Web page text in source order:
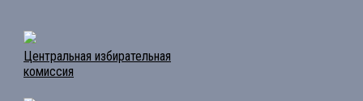
Центральная избирательная
комиссия